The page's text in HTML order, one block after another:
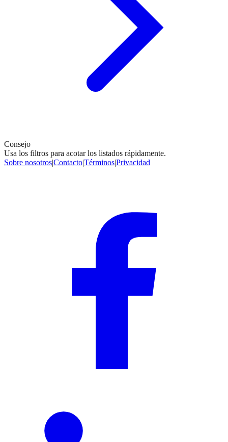
Consejo
Usa los filtros para acotar los listados rápidamente.
Sobre nosotros|Contacto|Términos|Privacidad